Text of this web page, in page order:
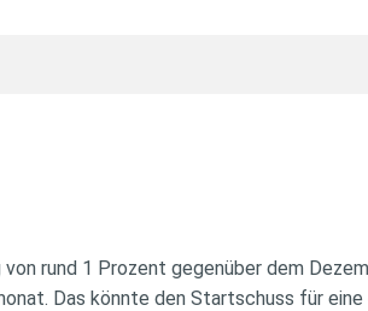
rund 1 Prozent gegenüber dem
Das könnte den Startschuss für